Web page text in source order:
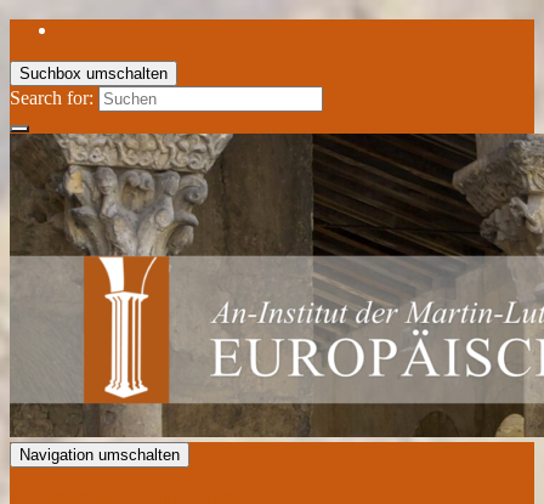
Suchbox umschalten
Search for:
Navigation umschalten